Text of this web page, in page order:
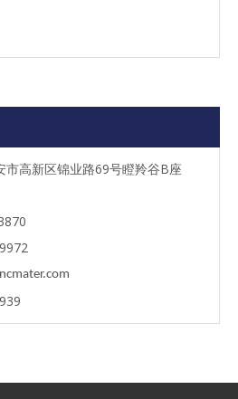
市高新区锦业路69号瞪羚谷B座